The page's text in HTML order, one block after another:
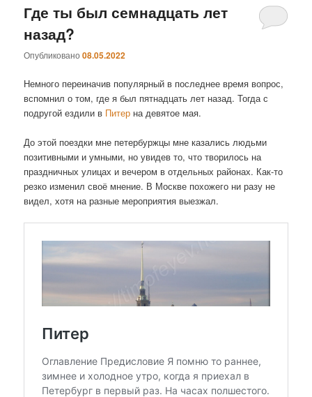
Где ты был семнадцать лет
назад?
Опубликовано08.05.2022
Немного переиначив популярный в последнее время вопрос,
вспомнил о том, где я был пятнадцать лет назад. Тогда с
подругой ездили в Питер на девятое мая.
До этой поездки мне петербуржцы мне казались людьми
позитивными и умными, но увидев то, что творилось на
праздничных улицах и вечером в отдельных районах. Как-то
резко изменил своё мнение. В Москве похожего ни разу не
видел, хотя на разные мероприятия выезжал.